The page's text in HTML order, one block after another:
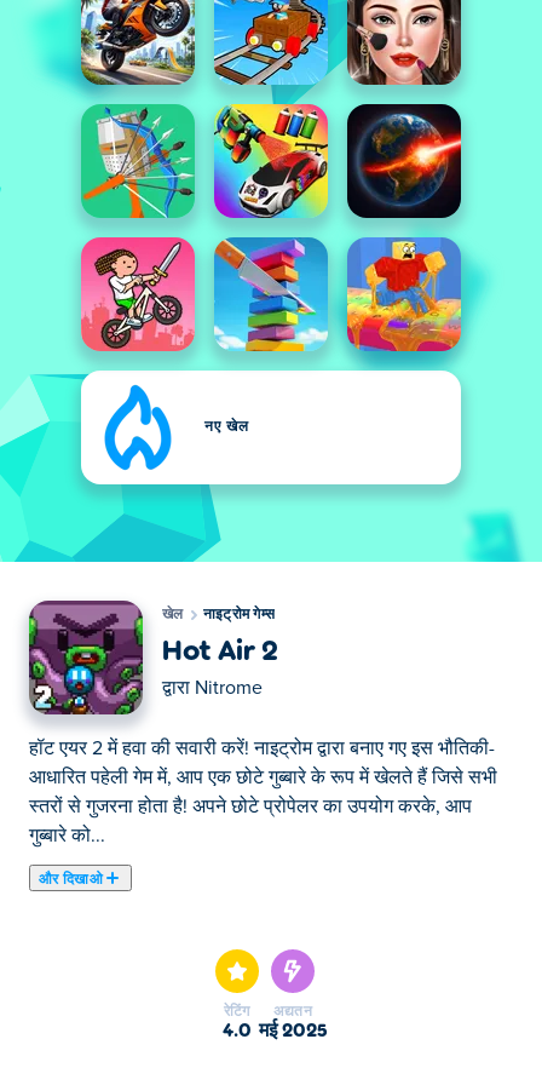
नए खेल
खेल नाइट्रोम गेम्स
Hot Air 2
द्वारा Nitrome
हॉट एयर 2 में हवा की सवारी करें! नाइट्रोम द्वारा बनाए गए इस भौतिकी-
आधारित पहेली गेम में, आप एक छोटे गुब्बारे के रूप में खेलते हैं जिसे सभी
स्तरों से गुजरना होता है! अपने छोटे प्रोपेलर का उपयोग करके, आप
गुब्बारे को...
और दिखाओ
स्तरों से गुजरना होता है! अपने छोटे प्रोपेलर का उपयोग करके, आप
गुब्बारे को इधर-उधर घुमाने के लिए हवा की धाराएँ बना सकते हैं। हालाँकि,
सावधान रहें, यदि आप किसी दीवार या दुश्मन को छूते हैं, तो गुब्बारा फट
रेटिंग
4.0
अद्यतन
मई 2025